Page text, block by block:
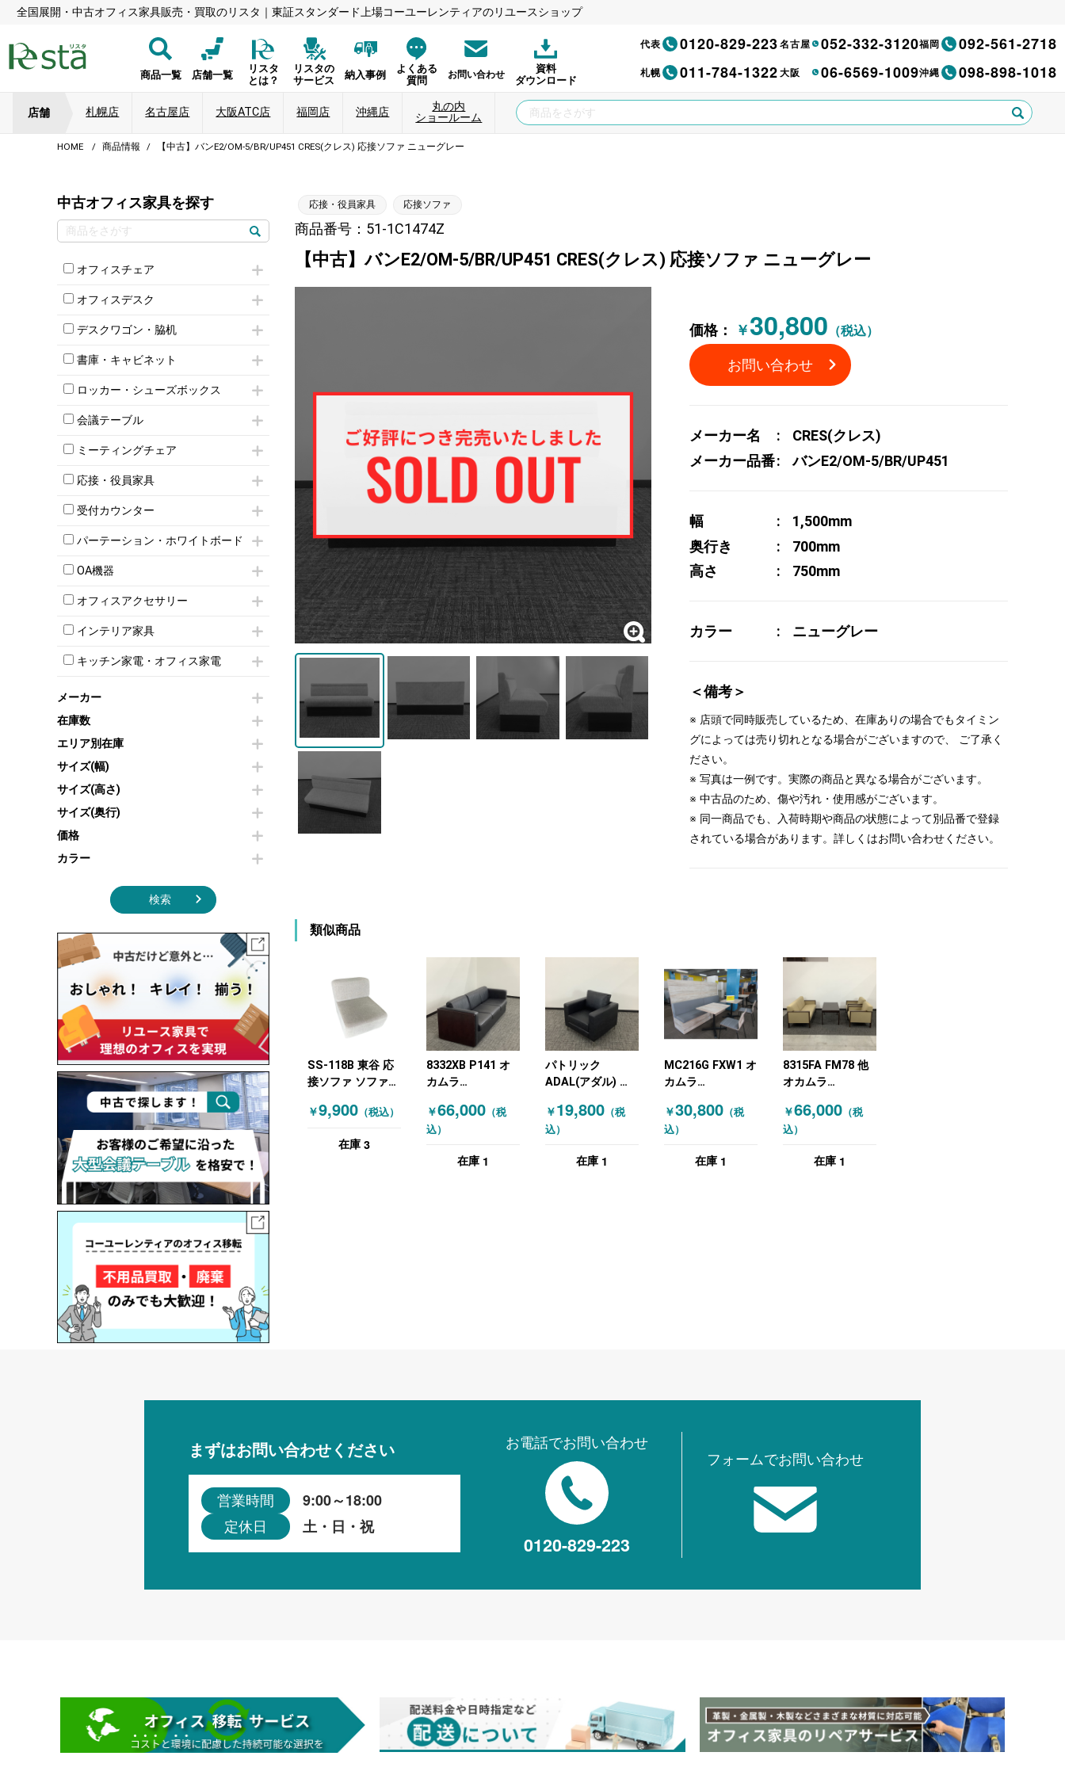
全国展開・中古オフィス家具販売・買取のリスタ｜東証スタンダード上場コーユーレンティアのリユースショップ
商品一覧 店舗一覧
リスタ
とは？
リスタの
サービス
納入事例
よくある
質問
お問い合わせ
資料
ダウンロード
代表 0120-829-223名古屋 052-332-3120福岡 092-561-2718
札幌 011-784-1322大阪 06-6569-1009沖縄 098-898-1018
店舗 札幌店 名古屋店 大阪ATC店 福岡店 沖縄店
丸の内
ショールーム
HOME 商品情報 【中古】バンE2/OM-5/BR/UP451 CRES(クレス) 応接ソファ ニューグレー
中古オフィス家具を探す
オフィスチェア
肘付きチェア
肘無しチェア
役員チェア
オフィスチェアその他
オフィスデスク
片袖机
フリーアドレスデスク（ベンチデスク）
昇降デスク
両袖机
デスクワゴン・脇机
インワゴン2段
インワゴン3段
脇机
書庫・キャビネット
ハイキャビネット
ローキャビネット
両開きキャビネット
上下連結キャビネット
軽量ラック（スチールラック）
収納家具その他
オープン書庫
両開書庫
引き違い書庫
ロッカー・シューズボックス
1人用ロッカー
2人用ロッカー
3人用ロッカー
5人用ロッカー
8人用ロッカー
多人数ロッカー
シリンダー錠ロッカー
ダイヤル錠ロッカー
ボタン錠ロッカー
シューズロッカー・下駄箱
ロッカーその他
会議テーブル
ミーティングテーブル
スタッキングテーブル
ネスティングテーブル
カウンターテーブル
T字脚テーブル
会議テーブルW1200～
会議テーブルW1800～
折りたたみ会議テーブル
ハイテーブル
ミーティングチェア
キャスター付きミーティングチェア
スタッキングミーティングチェア
テーブル付きミーティングチェア
折りたたみミーティングチェア
ハイチェア
ミーティングチェアその他
応接・役員家具
応接セット
応接ソファ
応接チェア
応接・役員家具その他
受付カウンター
ハイカウンター
ローカウンター
ラウンジカウンター
パーテーション・ホワイトボード
パーテーション
自立タイプパーテーション
パーテーションその他
壁掛けホワイトボード
ホワイトボードその他
OA機器
iPad
電話機（ビジネスフォン）
シュレッダー
スクリーン
プリンター・コピー機
オフィスアクセサリー
チェア用台車
演台・講演台・演説台
防音パネル
コートハンガー・ポールハンガー
傘立て
食器棚・キッチンキャビネット
オフィスアクセサリーその他
インテリア家具
モールドチェア
ダイニングチェア
カウンターテーブル
センターテーブル・サイドテーブル
カフェテーブル
ソファ
シェルフ
ダストボックス（ゴミ箱）
インテリア家具その他
キッチン家電・オフィス家電
冷蔵庫・洗濯機
空気清浄機・加湿器
電子レンジ
液晶テレビ・モニター類
エアコン
照明機器
季節家電
その他キッチン家電・オフィス家電
メーカー
在庫数
エリア別在庫
サイズ(幅)
サイズ(高さ)
サイズ(奥行)
価格
カラー
検索
応接・役員家具 応接ソファ
商品番号：51-1C1474Z
【中古】バンE2/OM-5/BR/UP451 CRES(クレス) 応接ソファ ニューグレー
価格： ￥30,800 （税込）
お問い合わせ
メーカー名
CRES(クレス)
メーカー品番
バンE2/OM-5/BR/UP451
幅
1,500mm
奥行き
700mm
高さ
750mm
カラー ニューグレー
＜備考＞
※ 店頭で同時販売しているため、在庫ありの場合でもタイミン
グによっては売り切れとなる場合がございますので、 ご了承く
ださい。
※ 写真は一例です。実際の商品と異なる場合がございます。
※ 中古品のため、傷や汚れ・使用感がございます。
※ 同一商品でも、入荷時期や商品の状態によって別品番で登録
されている場合があります。詳しくはお問い合わせください。
類似商品
SS-118B 東谷 応
接ソファ ソファ
ーグレー
￥9,900 （税込）
在庫 3
8332XB P141 オ
カムラ
ソファ ブラック
￥66,000（税
込）
在庫 1
パトリック
ADAL(アダル) 応
￥19,800（税
込）
在庫 1
MC216G FXW1 オ
カムラ
テリア家具その他
ソファ ベンチ・ス
木目（ナチュラ
￥30,800（税
込）
在庫 1
8315FA FM78 他
オカムラ
セット 4点セット
ベージュ 木目（ダ
￥66,000（税
込）
在庫 1
まずはお問い合わせください
営業時間 9:00～18:00
定休日 土・日・祝
お電話でお問い合わせ
0120-829-223
フォームでお問い合わせ